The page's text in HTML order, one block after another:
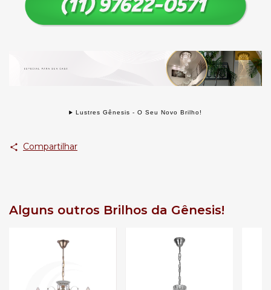
Lustres Gênesis - O Seu Novo Brilho!
Compartilhar
Alguns outros Brilhos da Gênesis!